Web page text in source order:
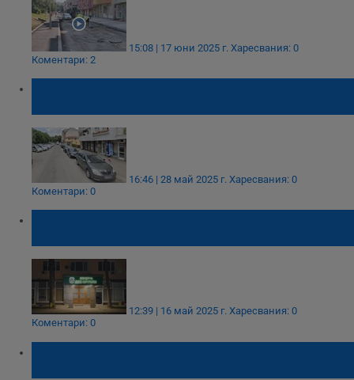
15:08 | 17 юни 2025 г. Харесвания: 0
Коментари: 2
16:46 | 28 май 2025 г. Харесвания: 0
Коментари: 0
12:39 | 16 май 2025 г. Харесвания: 0
Коментари: 0